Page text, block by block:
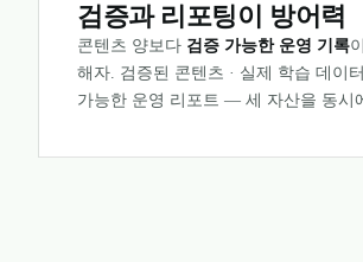
검증과 리포팅이 방어력
콘텐츠 양보다 검증 가능한 운영 기록
해자. 검증된 콘텐츠 · 실제 학습 데이
가능한 운영 리포트 — 세 자산을 동시